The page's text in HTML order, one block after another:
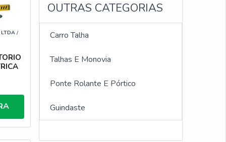
LTDA/
Guincho elétrico 600 kg
OUTRAS CATEGORIAS
Carro Talha
Talhas E Monovia
Ponte Rolante E Pórtico
Guindaste